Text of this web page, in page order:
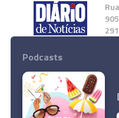
Podcasts